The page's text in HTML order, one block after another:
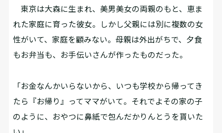
東京は大森に生まれ、美男美女の両親のもと、恵ま
れた家庭に育った彼女。しかし父親には別に複数の女
性がいて、家庭を顧みない。母親は外出がちで、夕食
もお弁当も、お手伝いさんが作ったものだった。
「お金なんかいらないから、いつも学校から帰ってき
たら『お帰り』ってママがいて。それでよその家の子
のように、おやつに鼻紙で包んだかりんとうを貰いた